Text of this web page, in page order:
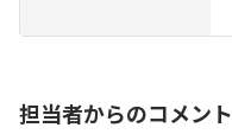
担当者からのコメント